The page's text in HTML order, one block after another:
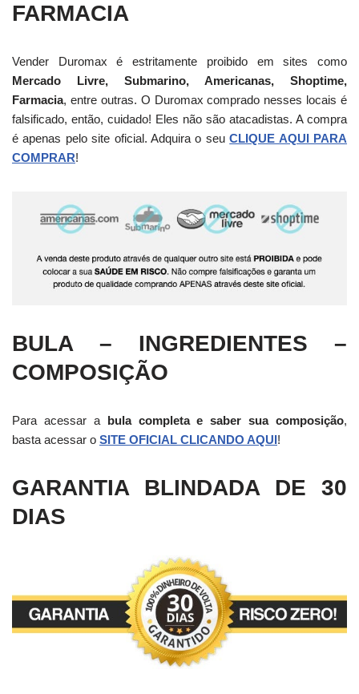
FARMACIA
Vender Duromax é estritamente proibido em sites como
Mercado Livre, Submarino, Americanas, Shoptime,
Farmacia, entre outras. O Duromax comprado nesses locais é
falsificado, então, cuidado! Eles não são atacadistas. A compra
é apenas pelo site oficial. Adquira o seuCLIQUE AQUI PARA
COMPRAR!
BULA – INGREDIENTES –
COMPOSIÇÃO
Para acessar a bula completa e saber sua composição,
basta acessar o SITE OFICIAL CLICANDO AQUI!
GARANTIA BLINDADA DE 30
DIAS